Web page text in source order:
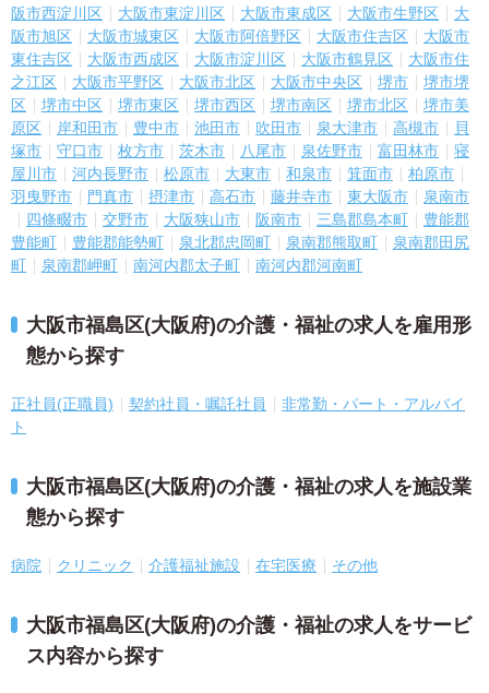
阪市西淀川区
大阪市東淀川区 大阪市東成区 大阪市生野区
大
阪市旭区
大阪市城東区 大阪市阿倍野区 大阪市住吉区
大阪市
東住吉区
大阪市西成区 大阪市淀川区 大阪市鶴見区
大阪市住
之江区
大阪市平野区 大阪市北区 大阪市中央区 堺市
堺市堺
区
堺市中区 堺市東区 堺市西区 堺市南区 堺市北区
堺市美
原区
岸和田市 豊中市 池田市 吹田市 泉大津市 高槻市
貝
塚市
守口市 枚方市 茨木市 八尾市 泉佐野市 富田林市
寝
屋川市
河内長野市 松原市 大東市 和泉市 箕面市
柏原市
羽曳野市
門真市 摂津市 高石市 藤井寺市 東大阪市
泉南市
四條畷市
交野市 大阪狭山市 阪南市 三島郡島本町
豊能郡
豊能町
豊能郡能勢町 泉北郡忠岡町 泉南郡熊取町
泉南郡田尻
町
泉南郡岬町 南河内郡太子町 南河内郡河南町
大阪市福島区(大阪府)の介護・福祉の求人を雇用形
態から探す
正社員(正職員) 契約社員・嘱託社員
非常勤・パート・アルバイ
ト
大阪市福島区(大阪府)の介護・福祉の求人を施設業
態から探す
病院 クリニック 介護福祉施設 在宅医療 その他
大阪市福島区(大阪府)の介護・福祉の求人をサービ
ス内容から探す